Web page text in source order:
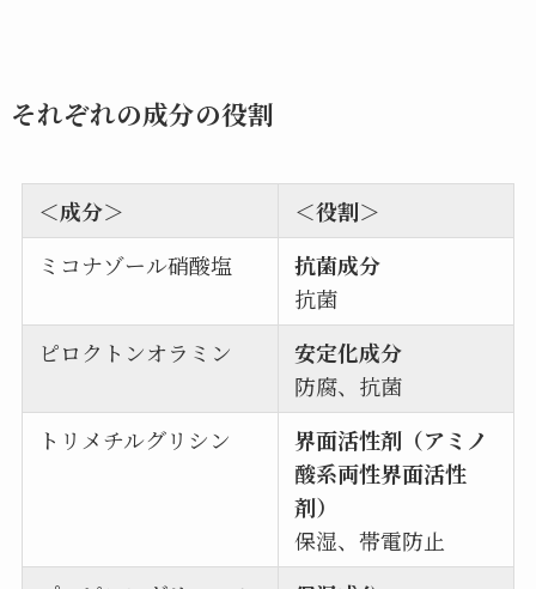
それぞれの成分の役割
＜成分＞
＜役割＞
ミコナゾール硝酸塩
抗菌成分
抗菌
ピロクトンオラミン
安定化成分
防腐、抗菌
トリメチルグリシン
界面活性剤（アミノ
酸系両性界面活性
剤）
保湿、帯電防止